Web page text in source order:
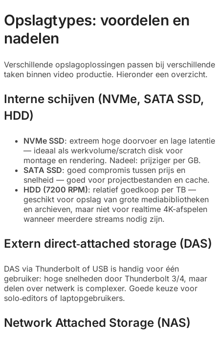
Opslagtypes: voordelen en
nadelen
Verschillende opslagoplossingen passen bij verschillende
taken binnen video productie. Hieronder een overzicht.
Interne schijven (NVMe, SATA SSD,
HDD)
NVMe SSD: extreem hoge doorvoer en lage latentie
— ideaal als werkvolume/scratch disk voor
montage en rendering. Nadeel: prijziger per GB.
SATA SSD: goed compromis tussen prijs en
snelheid — goed voor projectbestanden en cache.
HDD (7200 RPM): relatief goedkoop per TB —
geschikt voor opslag van grote mediabibliotheken
en archieven, maar niet voor realtime 4K-afspelen
wanneer meerdere streams nodig zijn.
Extern direct‑attached storage (DAS)
DAS via Thunderbolt of USB is handig voor één
gebruiker: hoge snelheden door Thunderbolt 3/4, maar
delen over netwerk is complexer. Goede keuze voor
solo‑editors of laptopgebruikers.
Network Attached Storage (NAS)